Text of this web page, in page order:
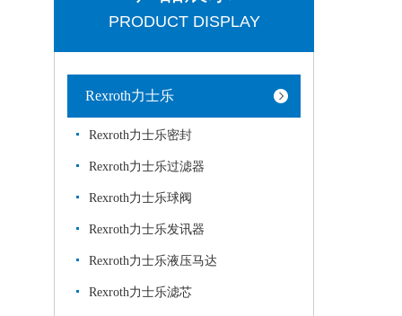
PRODUCT DISPLAY
Rexroth力士乐
Rexroth力士乐密封
Rexroth力士乐过滤器
Rexroth力士乐球阀
Rexroth力士乐发讯器
Rexroth力士乐液压马达
Rexroth力士乐滤芯